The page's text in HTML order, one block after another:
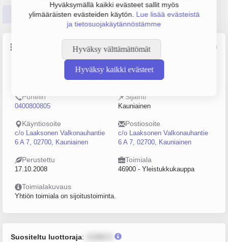
Hyväksymällä kaikki evästeet sallit myös
ylimääräisten evästeiden käytön. Lue lisää evästeistä
ja tietosuojakäytännöstämme
Hyväksy välttämättömät
Hyväksy kaikki evästeet
Perustiedot Tilinpäätösluvut Päättäjätiedot
Lähde: YTJ, PRH, Traficom
Henkilöstömäärä
0–4
Puhelin
0400800805
Sijainti
Kauniainen
Käyntiosoite
c/o Laaksonen Valkonauhantie
6 A 7, 02700, Kauniainen
Postiosoite
c/o Laaksonen Valkonauhantie
6 A 7, 02700, Kauniainen
Perustettu
17.10.2008
Toimiala
46900 - Yleistukkukauppa
Toimialakuvaus
Yhtiön toimiala on sijoitustoiminta.
Suositeltu luottoraja: